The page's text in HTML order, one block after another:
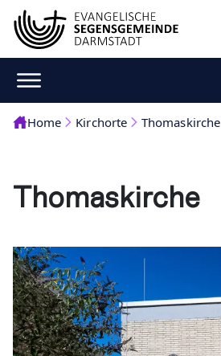
Home Kirchorte Thomaskirche
Thomaskirche